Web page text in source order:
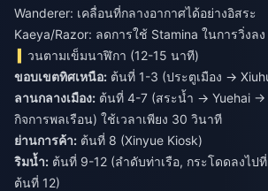
Wanderer: เคลื่อนที่กลางอากาศได้อย่างอิสระ
Kaeya/Razor: ลดการใช้ Stamina ในการวิ่งลง
วนตามเข็มนาฬิกา (12-15 นาที)
ขอบเขตทิศเหนือ: ต้นที่ 1-3 (ประตูเมือง →
ลานกลางเมือง: ต้นที่ 4-7 (สระน้ำ → Yuehai →
กิจการพลเรือน) ใช้เวลาเพียง 30 วินาที
ย่านการค้า: ต้นที่ 8 (Xinyue Kiosk)
ริมน้ำ: ต้นที่ 9-12 (ลำดับท่าเรือ, กระโดดลงไป
ต้นที่ 12)